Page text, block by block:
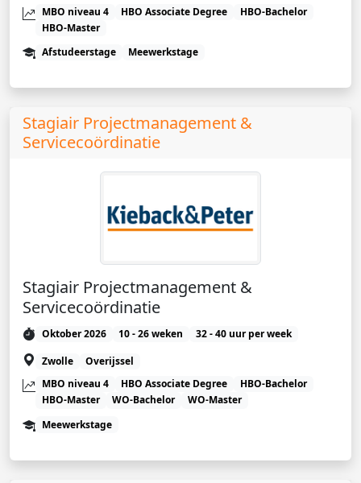
MBO niveau 4 HBO Associate Degree
HBO-Bachelor
HBO-Master
Afstudeerstage
Meewerkstage
Stagiair Projectmanagement &
Servicecoördinatie
Stagiair Projectmanagement &
Servicecoördinatie
Oktober 2026 10 - 26 weken
32 - 40 uur per week
Zwolle
Overijssel
MBO niveau 4
HBO Associate Degree
HBO-Bachelor
HBO-Master
WO-Bachelor
WO-Master
Meewerkstage